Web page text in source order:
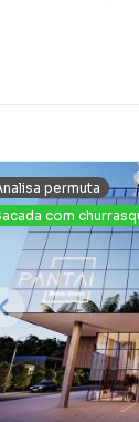
permuta
com